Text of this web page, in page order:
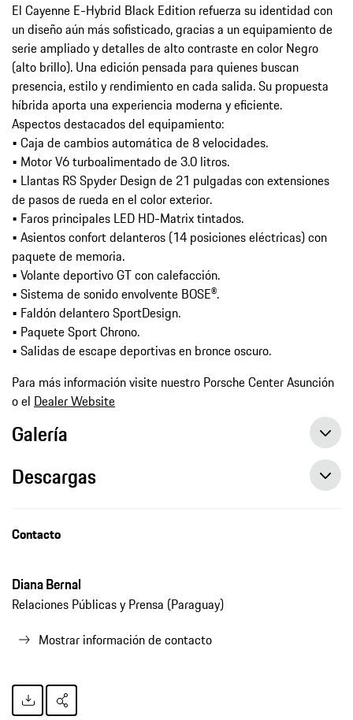
El Cayenne E-Hybrid Black Edition refuerza su identidad con
un diseño aún más sofisticado, gracias a un equipamiento de
serie ampliado y detalles de alto contraste en color Negro
(alto brillo). Una edición pensada para quienes buscan
presencia, estilo y rendimiento en cada salida. Su propuesta
híbrida aporta una experiencia moderna y eficiente.
Aspectos destacados del equipamiento:
• Caja de cambios automática de 8 velocidades.
• Motor V6 turboalimentado de 3.0 litros.
• Llantas RS Spyder Design de 21 pulgadas con extensiones
de pasos de rueda en el color exterior.
• Faros principales LED HD-Matrix tintados.
• Asientos confort delanteros (14 posiciones eléctricas) con
paquete de memoria.
• Volante deportivo GT con calefacción.
• Sistema de sonido envolvente BOSE®.
• Faldón delantero SportDesign.
• Paquete Sport Chrono.
• Salidas de escape deportivas en bronce oscuro.
Para más información visite nuestro Porsche Center Asunción
o el Dealer Website
Galería
Descargas
Contacto
Diana Bernal
Relaciones Públicas y Prensa (Paraguay)
Mostrar información de contacto